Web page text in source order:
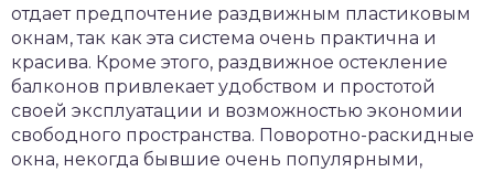
отдает предпочтение раздвижным пластиковым
окнам, так как эта система очень практична и
красива. Кроме этого, раздвижное остекление
балконов привлекает удобством и простотой
своей эксплуатации и возможностью экономии
свободного пространства. Поворотно-раскидные
окна, некогда бывшие очень популярными,
крыши и кровли
и уход